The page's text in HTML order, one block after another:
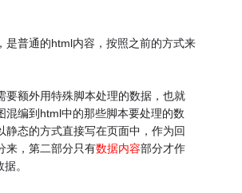
是普通的html内容，按照之前的方式来
要额外用特殊脚本处理的数据，也就
混编到html中的那些脚本要处理的数
静态的方式直接写在页面中，作为回
来，第二部分只有数据内容部分才作
。